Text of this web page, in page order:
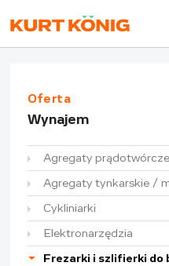
Oferta
Wynajem
Agregaty prądotwórcze
Agregaty tynkarskie /
Cykliniarki
Elektronarzędzia
Frezarki i szlifierki do